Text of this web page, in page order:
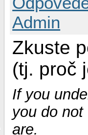
Admin
Zkuste
(tj. proč
If you
you do
are.